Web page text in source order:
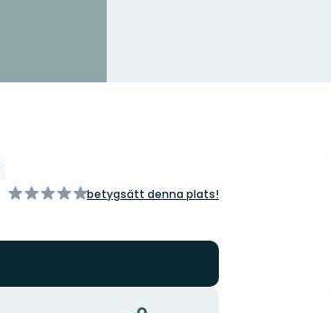
av
betygsätt denna plats!